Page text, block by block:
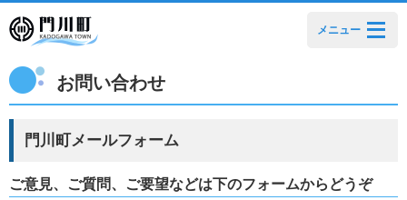
メニュー
お問い合わせ
門川町メールフォーム
ご意見、ご質問、ご要望などは下のフォームからどうぞ